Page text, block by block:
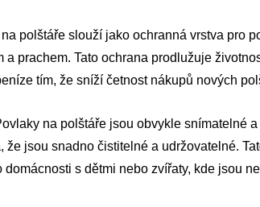
polštáře slouží jako ochranná vrstva pro
a prachem. Tato ochrana prodlužuje
tím, že sníží četnost nákupů nových
na polštáře jsou obvykle snímatelné
že jsou snadno čistitelné a udržovatelné.
s dětmi nebo zvířaty, kde jsou